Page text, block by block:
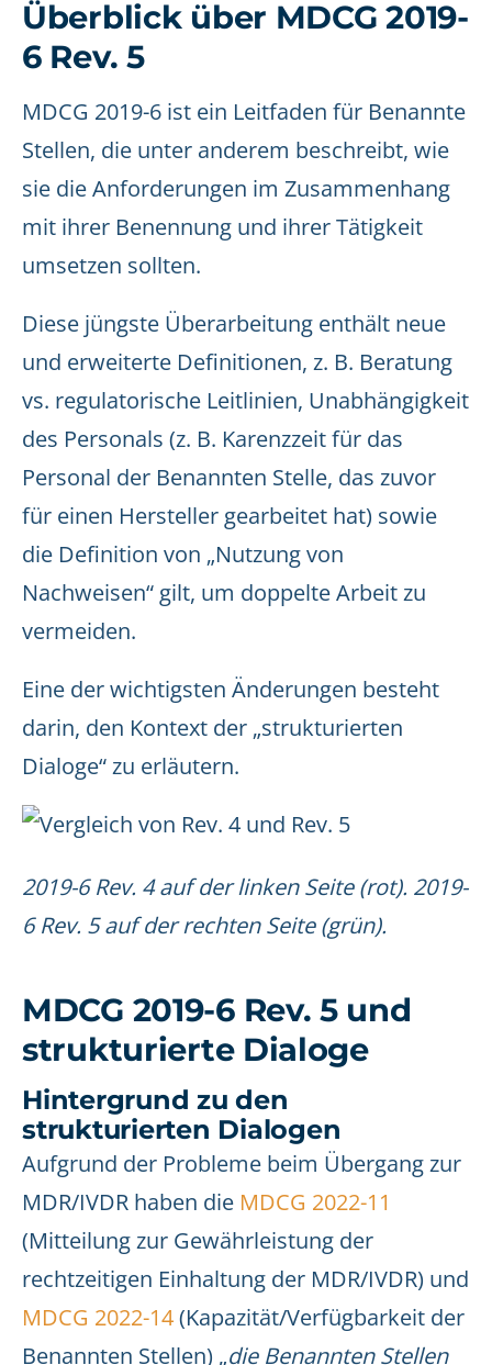
Überblick über MDCG 2019-
6 Rev. 5
MDCG 2019-6 ist ein Leitfaden für Benannte
Stellen, die unter anderem beschreibt, wie
sie die Anforderungen im Zusammenhang
mit ihrer Benennung und ihrer Tätigkeit
umsetzen sollten.
Diese jüngste Überarbeitung enthält neue
und erweiterte Definitionen, z. B. Beratung
vs. regulatorische Leitlinien, Unabhängigkeit
des Personals (z. B. Karenzzeit für das
Personal der Benannten Stelle, das zuvor
für einen Hersteller gearbeitet hat) sowie
die Definition von „Nutzung von
Nachweisen“ gilt, um doppelte Arbeit zu
vermeiden.
Eine der wichtigsten Änderungen besteht
darin, den Kontext der „strukturierten
Dialoge“ zu erläutern.
2019-6 Rev. 4 auf der linken Seite (rot). 2019-
6 Rev. 5 auf der rechten Seite (grün).
MDCG 2019-6 Rev. 5 und
strukturierte Dialoge
Hintergrund zu den
strukturierten Dialogen
Aufgrund der Probleme beim Übergang zur
MDR/IVDR haben die MDCG 2022-11
(Mitteilung zur Gewährleistung der
rechtzeitigen Einhaltung der MDR/IVDR) und
MDCG 2022-14(Kapazität/Verfügbarkeit der
Benannten Stellen) „die Benannten Stellen